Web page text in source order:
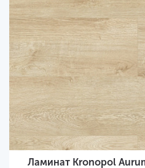
Ламинат Kronopol